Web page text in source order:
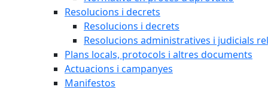
Resolucions i decrets
Resolucions i decrets
Resolucions administratives i judicials
Plans locals, protocols i altres documents
Actuacions i campanyes
Manifestos